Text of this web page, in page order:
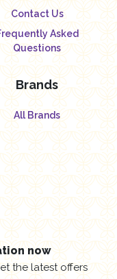
Contact Us
Asked
Questions
Brands
All Brands
now
the latest offers